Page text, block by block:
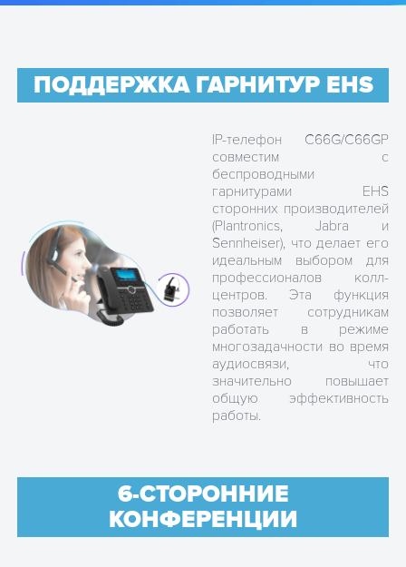
ПОДДЕРЖКА ГАРНИТУР EHS
IP-телефон C66G/C66GP
совместим с
беспроводными
гарнитурами EHS
сторонних производителей
(Plantronics, Jabra и
Sennheiser), что делает его
идеальным выбором для
профессионалов колл-
центров. Эта функция
позволяет сотрудникам
работать в режиме
многозадачности во время
аудиосвязи, что
значительно повышает
общую эффективность
работы.
6-СТОРОННИЕ
КОНФЕРЕНЦИИ